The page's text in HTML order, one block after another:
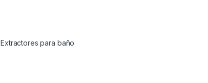
,Extractores para baño